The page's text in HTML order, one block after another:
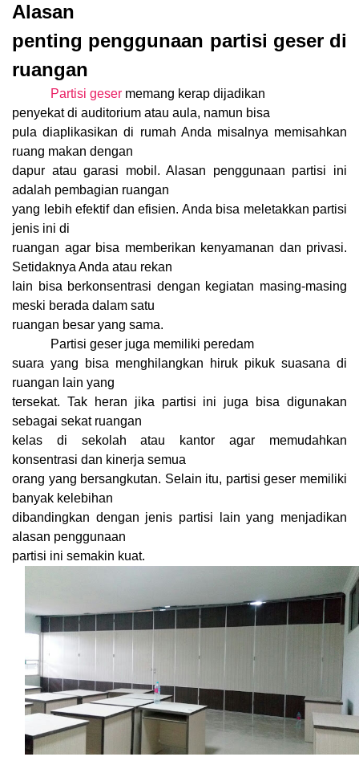
Alasan
penting penggunaan partisi geser di
ruangan
Partisi geser memang kerap dijadikan
penyekat di auditorium atau aula, namun bisa
pula diaplikasikan di rumah Anda misalnya memisahkan
ruang makan dengan
dapur atau garasi mobil. Alasan penggunaan partisi ini
adalah pembagian ruangan
yang lebih efektif dan efisien. Anda bisa meletakkan partisi
jenis ini di
ruangan agar bisa memberikan kenyamanan dan privasi.
Setidaknya Anda atau rekan
lain bisa berkonsentrasi dengan kegiatan masing-masing
meski berada dalam satu
ruangan besar yang sama.
Partisi geser juga memiliki peredam
suara yang bisa menghilangkan hiruk pikuk suasana di
ruangan lain yang
tersekat. Tak heran jika partisi ini juga bisa digunakan
sebagai sekat ruangan
kelas di sekolah atau kantor agar memudahkan
konsentrasi dan kinerja semua
orang yang bersangkutan. Selain itu, partisi geser memiliki
banyak kelebihan
dibandingkan dengan jenis partisi lain yang menjadikan
alasan penggunaan
partisi ini semakin kuat.